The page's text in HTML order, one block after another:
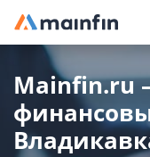
Главное меню
Mainfin.ru